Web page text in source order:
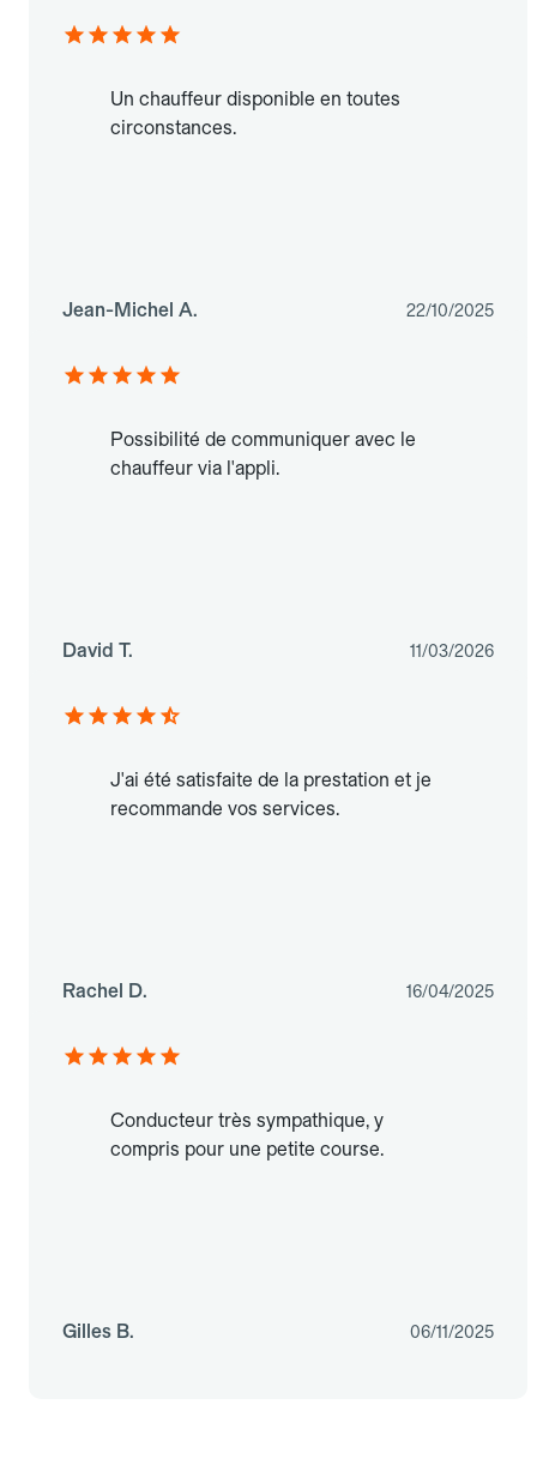
Un chauffeur disponible en toutes
circonstances.
Jean-Michel A. 22/10/2025
Possibilité de communiquer avec le
chauffeur via l'appli.
David T. 11/03/2026
J'ai été satisfaite de la prestation et je
recommande vos services.
Rachel D. 16/04/2025
Conducteur très sympathique, y
compris pour une petite course.
Gilles B. 06/11/2025